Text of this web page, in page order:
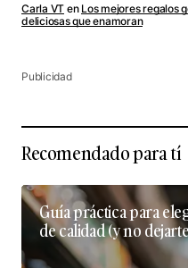
Carla VT en Los mejores regalos
deliciosas que enamoran
Publicidad
Recomendado para tí
Guía práctica para
de calidad (y no